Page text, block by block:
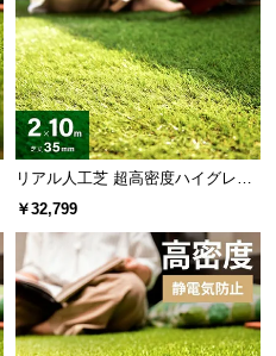
リアル人工芝 超高密度ハイグレー
ド 高耐久タイプ・質感追求 芝丈35
￥32,799